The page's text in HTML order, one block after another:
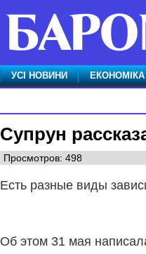
УСІ НОВИНИ ЕКОНОМІКА
Супрун
Просмотров: 498
Есть разные виды
Об этом 31 мая